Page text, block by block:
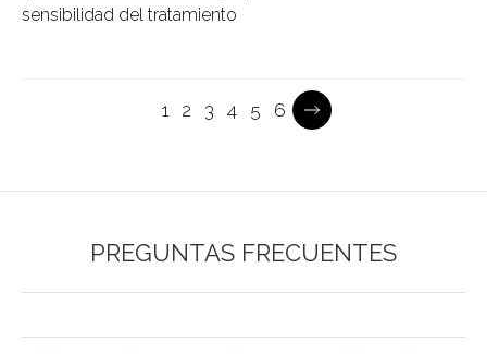
sensibilidad del tratamiento
Pagination
Current
1 Página
2 Página
3 Página
4 Página
5 Página
6
PREGUNTAS FRECUENTES